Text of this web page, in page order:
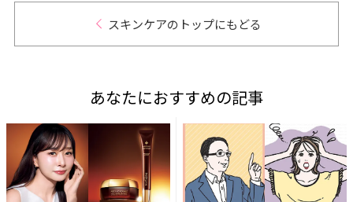
スキンケアのトップにもどる
あなたにおすすめの記事